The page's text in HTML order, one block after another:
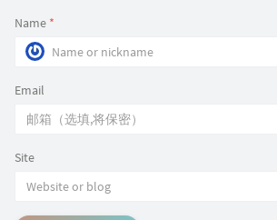
Name *
Email
Site